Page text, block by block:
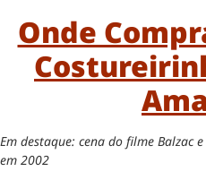
Onde
Em destaque: cena do filme Balzac
em 2002